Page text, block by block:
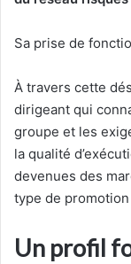
Sa prise de
À travers cette
dirigeant qui
groupe et les
la qualité
devenues des
type de promotion
Un profil